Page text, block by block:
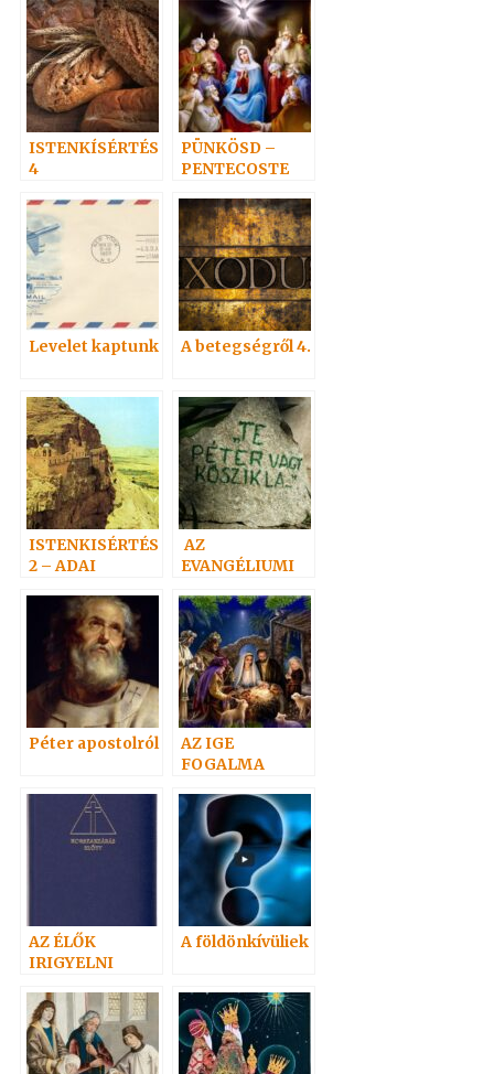
Adai közlemény
ISTENKÍSÉRTÉS
4
PÜNKÖSD –
PENTECOSTE
Levelet kaptunk A betegségről 4.
ISTENKISÉRTÉS
2 – ADAI
AZ
EVANGÉLIUMI
ÉRTÉKE
Péter apostolról
AZ IGE
FOGALMA
AZ ÉLŐK
IRIGYELNI
HOLTAKAT
A földönkívüliek